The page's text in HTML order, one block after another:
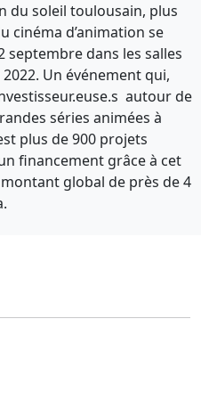
du soleil toulousain, plus
cinéma d’animation se
septembre dans les salles
Un événement qui,
autour de
séries animées à
plus de 900 projets
financement grâce à cet
global de près de 4